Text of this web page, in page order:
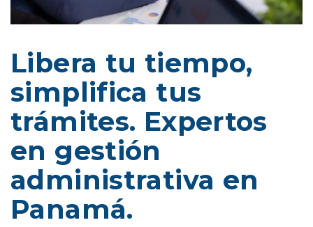
Libera tu tiempo,
simplifica tus
trámites. Expertos
en gestión
administrativa en
Panamá.